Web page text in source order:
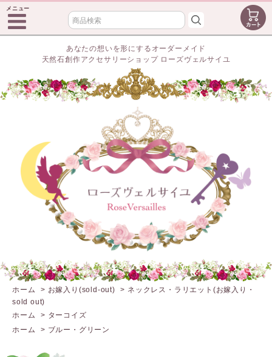
メニュー
あなたの想いを形にするオーダーメイド
天然石創作アクセサリーショップ ローズヴェルサイユ
ホーム > お嫁入り(sold-out) > ネックレス・ラリエット(お嫁入り・
sold out)
ホーム
> ターコイズ
ホーム
> ブルー・グリーン